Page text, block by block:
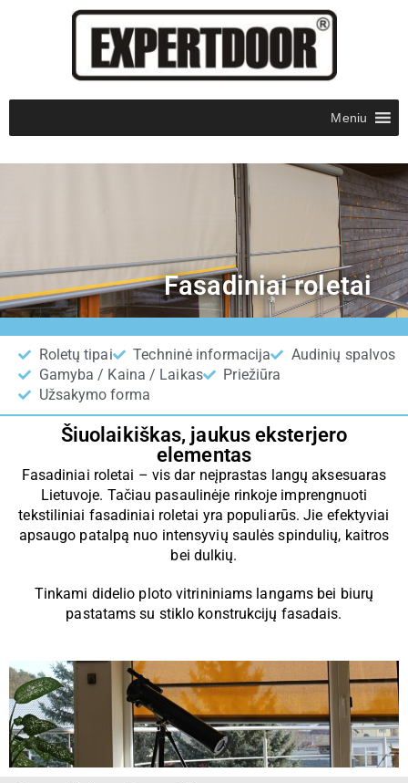
Meniu
Fasadiniai roletai
Roletų tipai Techninė informacija
Audinių spalvos
Gamyba / Kaina / Laikas​
Priežiūra
Užsakymo forma
Šiuolaikiškas, jaukus eksterjero
elementas
Fasadiniai roletai – vis dar neįprastas langų aksesuaras
Lietuvoje. Tačiau pasaulinėje rinkoje imprengnuoti
tekstiliniai fasadiniai roletai yra populiarūs. Jie efektyviai
apsaugo patalpą nuo intensyvių saulės spindulių, kaitros
bei dulkių.
Tinkami didelio ploto vitrininiams langams bei biurų
pastatams su stiklo konstrukcijų fasadais.